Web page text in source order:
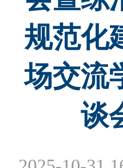
规范化
场交流
谈